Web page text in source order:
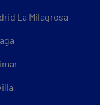
La Milagrosa